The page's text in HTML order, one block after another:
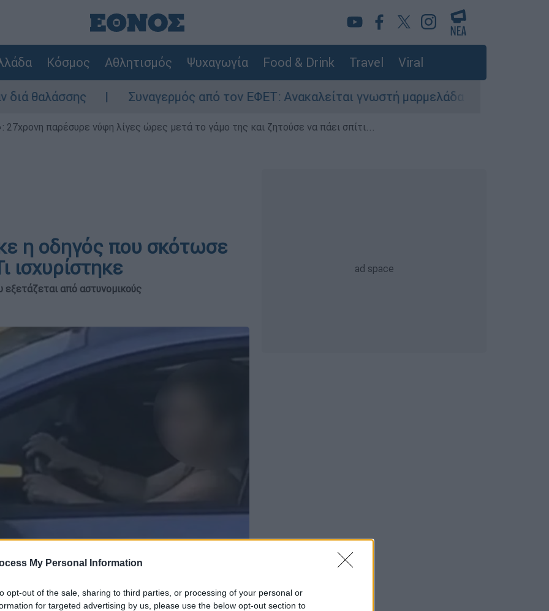
My Personal Information
opt-out of the sale, sharing to third parties, or processing of your personal or
for targeted advertising by us, please use the below opt-out section to
Κόσμος Αθλητισμός Ψυχαγωγία Food & Drink Travel Viral
Συναγερμός από τον ΕΦΕΤ: Ανακαλείται γνωστή μαρμελάδα - Κίνδυνος θραύσης
παρέσυρε νύφη λίγες ώρες μετά το γάμο της και ζητούσε να πάει σπίτι...
η οδηγός που σκότωσε
ισχυρίστηκε
εξετάζεται από αστυνομικούς